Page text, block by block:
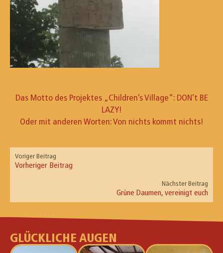
Das Motto des Projektes „Children’s Village“: DON’t BE
LAZY!
Oder mit anderen Worten: Von nichts kommt nichts!
Voriger Beitrag
Vorheriger Beitrag
Nächster Beitrag
Grüne Daumen, vereinigt euch
GLÜCKLICHE AUGEN